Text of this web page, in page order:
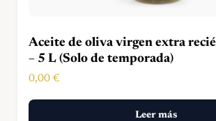
Aceite de oliva virgen extra
– 5 L (Solo de temporada)
0,00 €
Leer más